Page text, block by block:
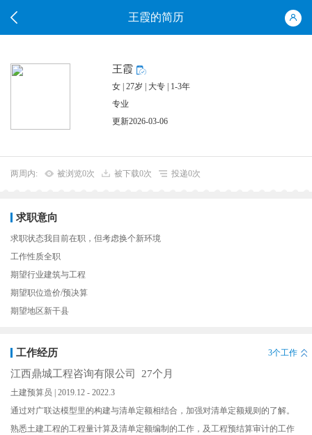
王霞的简历
王霞
女 | 27岁 | 大专 | 1-3年
专业
更新2026-03-06
两周内: 被浏览0次 被下载0次 投递0次
求职意向
求职状态我目前在职，但考虑换个新环境
工作性质全职
期望行业建筑与工程
期望职位造价/预决算
期望地区新干县
工作经历 3个工作
江西鼎城工程咨询有限公司 27个月
土建预算员 | 2019.12 - 2022.3
通过对广联达模型里的构建与清单定额相结合，加强对清单定额规则的了解。
熟悉土建工程的工程量计算及清单定额编制的工作，及工程预结算审计的工作